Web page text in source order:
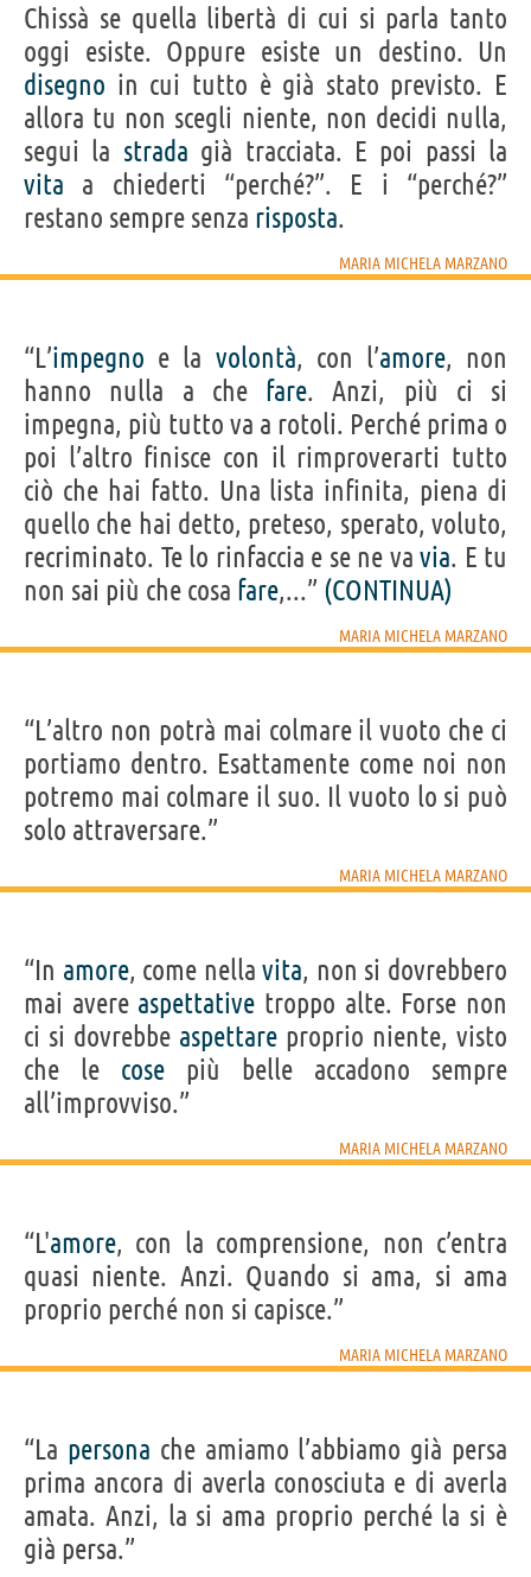
Chissà se quella libertà di cui si parla tanto
oggi esiste. Oppure esiste un destino. Un
disegno in cui tutto è già stato previsto. E
allora tu non scegli niente, non decidi nulla,
segui la strada già tracciata. E poi passi la
vita a chiederti “perché?”. E i “perché?”
restano sempre senza risposta.
MARIA MICHELA MARZANO
“L’impegno e la volontà, con l’amore, non
hanno nulla a che fare. Anzi, più ci si
impegna, più tutto va a rotoli. Perché prima o
poi l’altro finisce con il rimproverarti tutto
ciò che hai fatto. Una lista infinita, piena di
quello che hai detto, preteso, sperato, voluto,
recriminato. Te lo rinfaccia e se ne va via. E tu
non sai più che cosa fare,...” (CONTINUA)
MARIA MICHELA MARZANO
“L’altro non potrà mai colmare il vuoto che ci
portiamo dentro. Esattamente come noi non
potremo mai colmare il suo. Il vuoto lo si può
solo attraversare.”
MARIA MICHELA MARZANO
“In amore, come nellavita, non si dovrebbero
mai avere aspettative troppo alte. Forse non
ci si dovrebbe aspettare proprio niente, visto
che le cose più belle accadono sempre
all’improvviso.”
MARIA MICHELA MARZANO
“L'amore, con la comprensione, non c’entra
quasi niente. Anzi. Quando si ama, si ama
proprio perché non si capisce.”
MARIA MICHELA MARZANO
“La persona che amiamo l’abbiamo già persa
prima ancora di averla conosciuta e di averla
amata. Anzi, la si ama proprio perché la si è
già persa.”